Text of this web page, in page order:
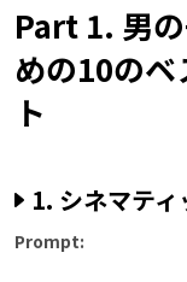
Part 1. 男
めの10の
ト
1. シネマテ
Prompt: